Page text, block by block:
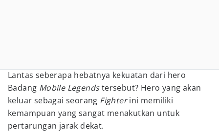
Lantas seberapa hebatnya kekuatan dari hero
Badang Mobile Legendstersebut? Hero yang akan
keluar sebagai seorang Fighterini memiliki
kemampuan yang sangat menakutkan untuk
pertarungan jarak dekat.